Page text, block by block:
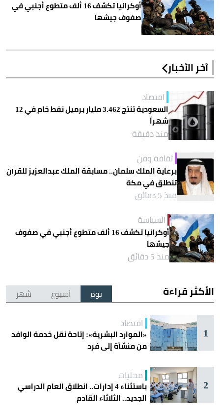
أوكرانيا تكشف 16 ألف متطوع أجنبي في
صفوف جيشها
آخر الأخبار
اقتصاد
السعودية تنتج 3.462 مليار برميل نفط خام في 12
شهراً
منذ دقيقة
ثقافة وفن
برعاية الملك سلمان.. مسابقة الملك عبدالعزيز للقرآن
تنطلق في مكة
منذ 5 دقائق
السياسة
أوكرانيا تكشف 16 ألف متطوع أجنبي في صفوف
جيشها
منذ 5 دقائق
الأكثر قراءة يوم أسبوع شهر
1
اقتصاد
«الموارد البشرية»: إتاحة نقل خدمة الوافد
من منشأة إلى فرد
2
محليات
باستثناء 4 إدارات.. انطلاق العام الدراسي
الجديد.. الثلاثاء القادم